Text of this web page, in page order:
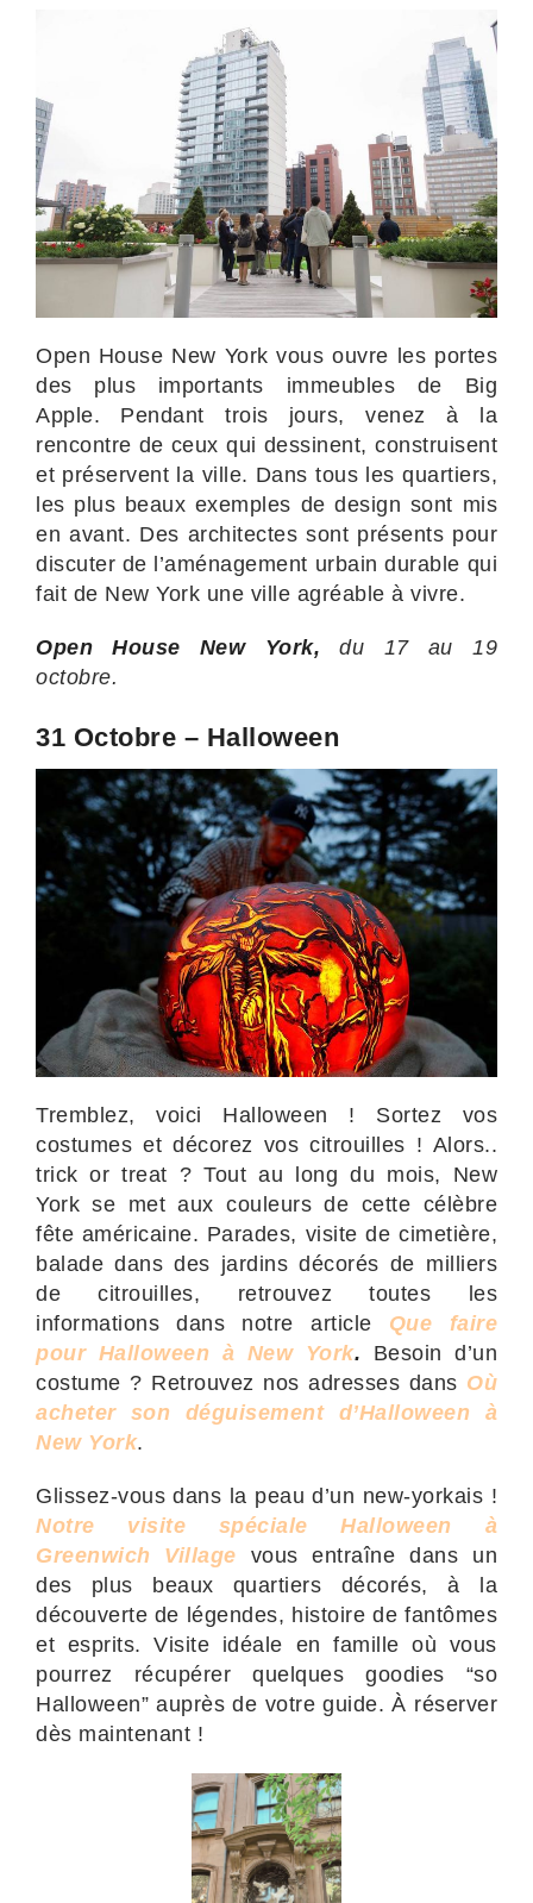
Open House New York vous ouvre les portes
des plus importants immeubles de Big
Apple. Pendant trois jours, venez à la
rencontre de ceux qui dessinent, construisent
et préservent la ville. Dans tous les quartiers,
les plus beaux exemples de design sont mis
en avant. Des architectes sont présents pour
discuter de l’aménagement urbain durable qui
fait de New York une ville agréable à vivre.
Open House New York, du 17 au 19
octobre.
31 Octobre – Halloween
Tremblez, voici Halloween ! Sortez vos
costumes et décorez vos citrouilles ! Alors..
trick or treat ? Tout au long du mois, New
York se met aux couleurs de cette célèbre
fête américaine. Parades, visite de cimetière,
balade dans des jardins décorés de milliers
de citrouilles, retrouvez toutes les
informations dans notre article Que faire
pour Halloween à New York. Besoin d’un
costume ? Retrouvez nos adresses dans Où
acheter son déguisement d’Halloween à
New York.
Glissez-vous dans la peau d’un new-yorkais !
Notre visite spéciale Halloween à
Greenwich Village vous entraîne dans un
des plus beaux quartiers décorés, à la
découverte de légendes, histoire de fantômes
et esprits. Visite idéale en famille où vous
pourrez récupérer quelques goodies “so
Halloween” auprès de votre guide. À réserver
dès maintenant !